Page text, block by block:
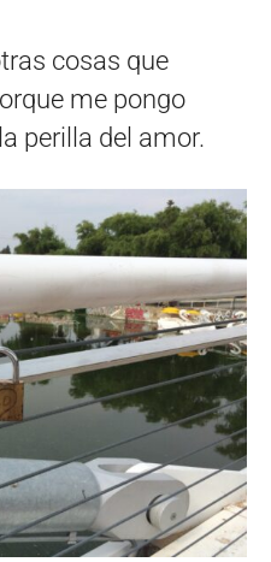
cosas que
me pongo
perilla del amor.